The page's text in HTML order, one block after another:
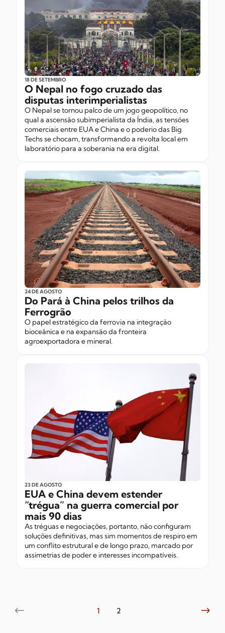
18 DE SETEMBRO
O Nepal no fogo cruzado das
disputas interimperialistas
O Nepal se tornou palco de um jogo geopolítico, no
qual a ascensão subimperialista da Índia, as tensões
comerciais entre EUA e China e o poderio das Big
Techs se chocam, transformando a revolta local em
laboratório para a soberania na era digital.
24 DE AGOSTO
Do Pará à China pelos trilhos da
Ferrogrão
O papel estratégico da ferrovia na integração
bioceânica e na expansão da fronteira
agroexportadora e mineral.
23 DE AGOSTO
EUA e China devem estender
“trégua” na guerra comercial por
mais 90 dias
As tréguas e negociações, portanto, não configuram
soluções definitivas, mas sim momentos de respiro em
um conflito estrutural e de longo prazo, marcado por
assimetrias de poder e interesses incompatíveis.
1 2